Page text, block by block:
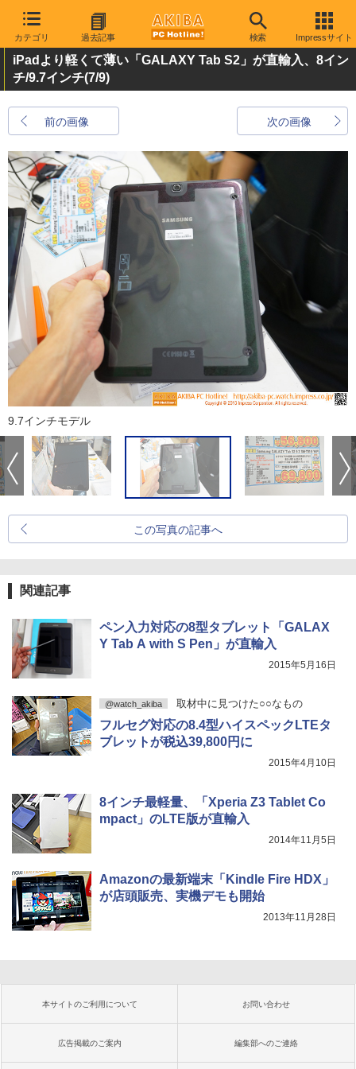
カテゴリ 過去記事 検索 Impressサイト
iPadより軽くて薄い「GALAXY Tab S2」が直輸入、8イン
チ/9.7インチ(7/9)
前の画像 次の画像
9.7インチモデル
この写真の記事へ
関連記事
ペン入力対応の8型タブレット「GALAX
Y Tab A with S Pen」が直輸入
2015年5月16日
@watch_akiba 取材中に見つけた○○なもの
フルセグ対応の8.4型ハイスペックLTEタ
ブレットが税込39,800円に
2015年4月10日
8インチ最軽量、「Xperia Z3 Tablet Co
mpact」のLTE版が直輸入
2014年11月5日
Amazonの最新端末「Kindle Fire HDX」
が店頭販売、実機デモも開始
2013年11月28日
本サイトのご利用について お問い合わせ
広告掲載のご案内 編集部へのご連絡